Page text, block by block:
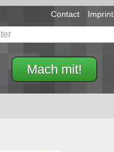
Mach mit!
Contact Imprint